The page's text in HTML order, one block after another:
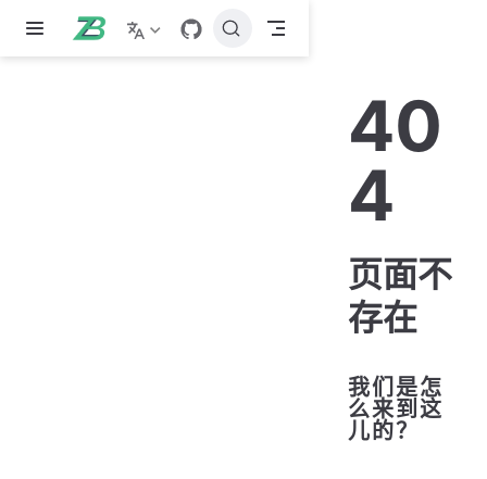
跳至主要內容
40
4
页面不
存在
我们是怎
么来到这
儿的？